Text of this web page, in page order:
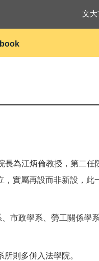
文
為江炳倫教授，第二任
實屬再設而非新設，此
市政學系、勞工關係學
則多併入法學院。